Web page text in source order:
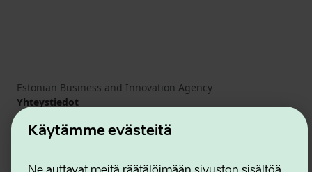
Käytämme evästeitä
Estonian Business and Innovation Agency
Yhteystiedot
Yhteistyökumppanit
Käyttöehdot